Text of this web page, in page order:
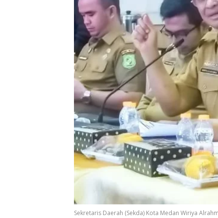
Sekretaris Daerah (Sekda) Kota Medan Wiriya